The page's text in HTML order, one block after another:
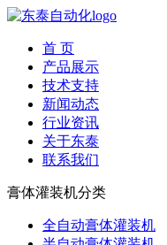
首 页
产品展示
技术支持
新闻动态
行业资讯
关于东泰
联系我们
膏体灌装机分类
全自动膏体灌装机